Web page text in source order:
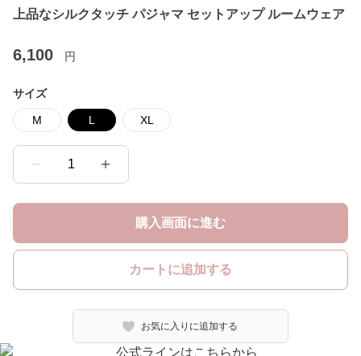
上品なシルクタッチ パジャマ セットアップ ルームウェア
6,100 円
サイズ
M L XL
1
購入画面に進む
カートに追加する
お気に入りに追加する